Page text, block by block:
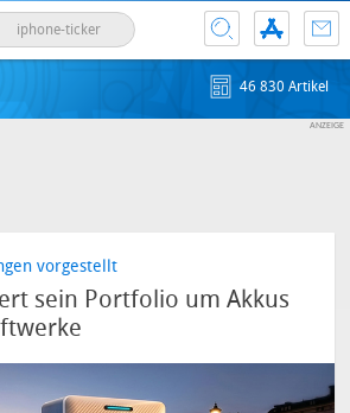
iphone-ticker
46 830 Artikel
vorgestellt
sein Portfolio um Akkus